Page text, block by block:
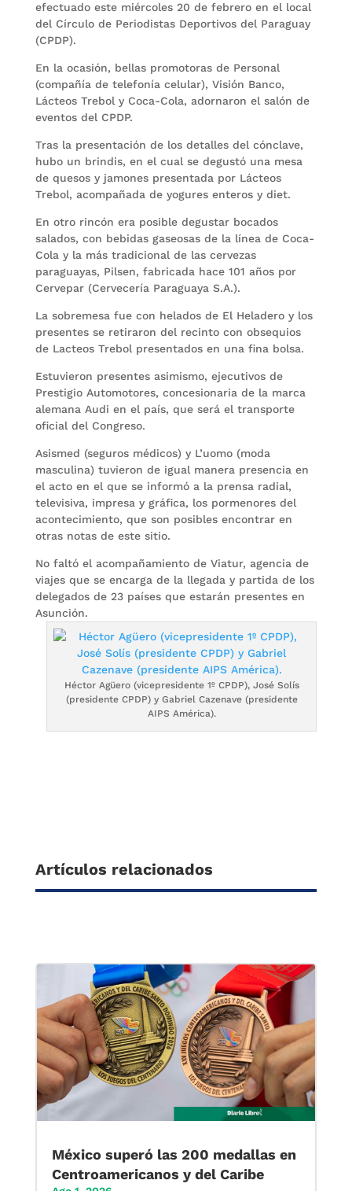
efectuado este miércoles 20 de febrero en el local
del Círculo de Periodistas Deportivos del Paraguay
(CPDP).
En la ocasión, bellas promotoras de Personal
(compañía de telefonía celular), Visión Banco,
Lácteos Trebol y Coca-Cola, adornaron el salón de
eventos del CPDP.
Tras la presentación de los detalles del cónclave,
hubo un brindis, en el cual se degustó una mesa
de quesos y jamones presentada por Lácteos
Trebol, acompañada de yogures enteros y diet.
En otro rincón era posible degustar bocados
salados, con bebidas gaseosas de la línea de Coca-
Cola y la más tradicional de las cervezas
paraguayas, Pilsen, fabricada hace 101 años por
Cervepar (Cervecería Paraguaya S.A.).
La sobremesa fue con helados de El Heladero y los
presentes se retiraron del recinto con obsequios
de Lacteos Trebol presentados en una fina bolsa.
Estuvieron presentes asimismo, ejecutivos de
Prestigio Automotores, concesionaria de la marca
alemana Audi en el país, que será el transporte
oficial del Congreso.
Asismed (seguros médicos) y L’uomo (moda
masculina) tuvieron de igual manera presencia en
el acto en el que se informó a la prensa radial,
televisiva, impresa y gráfica, los pormenores del
acontecimiento, que son posibles encontrar en
otras notas de este sitio.
No faltó el acompañamiento de Viatur, agencia de
viajes que se encarga de la llegada y partida de los
delegados de 23 países que estarán presentes en
Asunción.
Héctor Agüero (vicepresidente 1º CPDP), José Solís
(presidente CPDP) y Gabriel Cazenave (presidente
AIPS América).
Artículos relacionados
México superó las 200 medallas en
Centroamericanos y del Caribe